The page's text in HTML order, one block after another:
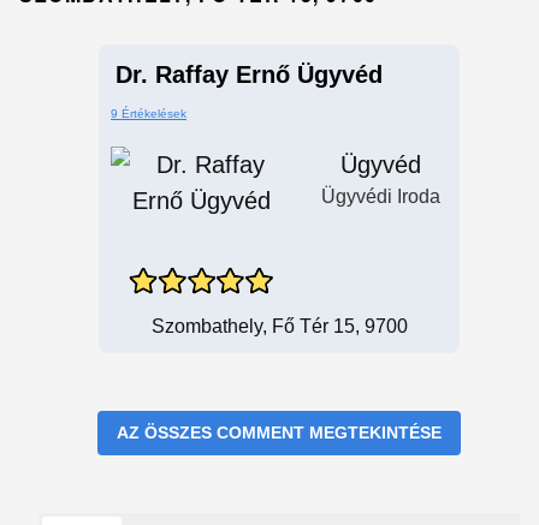
Dr. Raffay Ernő Ügyvéd
9 Értékelések
Ügyvéd
Ügyvédi Iroda
Szombathely, Fő Tér 15, 9700
AZ ÖSSZES COMMENT MEGTEKINTÉSE